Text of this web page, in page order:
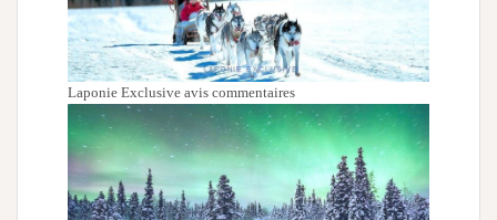
Laponie Exclusive avis commentaires